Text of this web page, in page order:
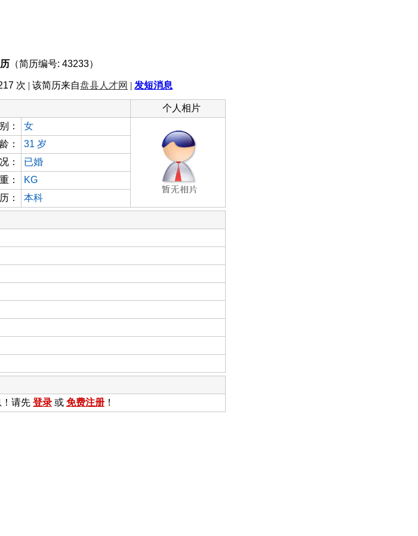
（简历编号: 43233）
次 | 该简历来自盘县人才网 | 发短消息
个人相片
女
31 岁
：
已婚
KG
本科
请先 登录 或 免费注册 ！